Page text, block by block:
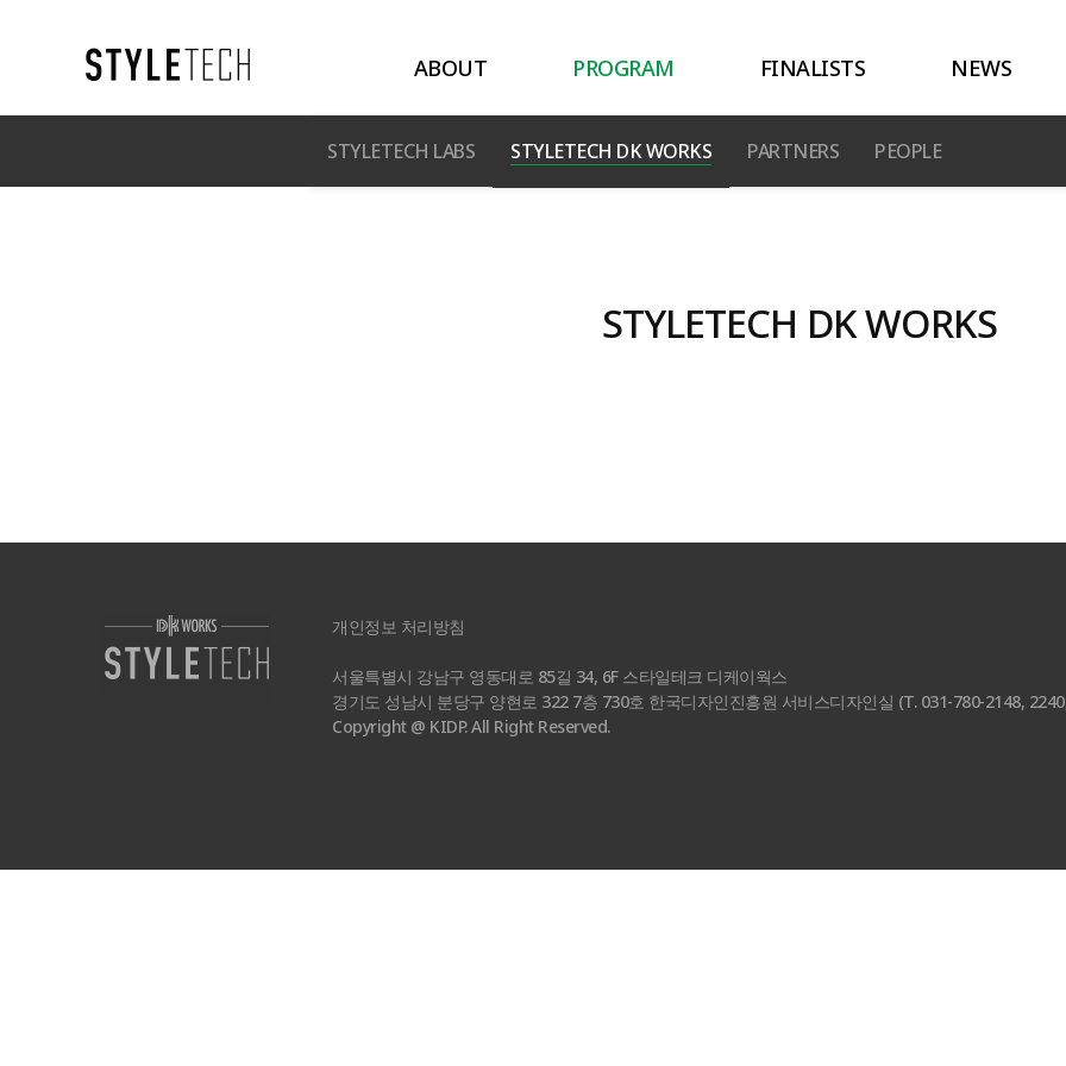
ABOUT PROGRAM
STYLETECH LABS STYLETECH DK WORKS PARTNERS PEOPLE
FINALISTS NEWS
STYLETECH DK WORKS
개인정보 처리방침
서울특별시 강남구 영동대로 85길 34, 6F 스타일테크 디케이웍스
경기도 성남시 분당구 양현로 322 7층 730호 한국디자인진흥원 서비스디자인실 (T. 031-780-2148,
Copyright @ KIDP. All Right Reserved.